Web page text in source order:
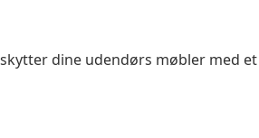
dine udendørs møbler